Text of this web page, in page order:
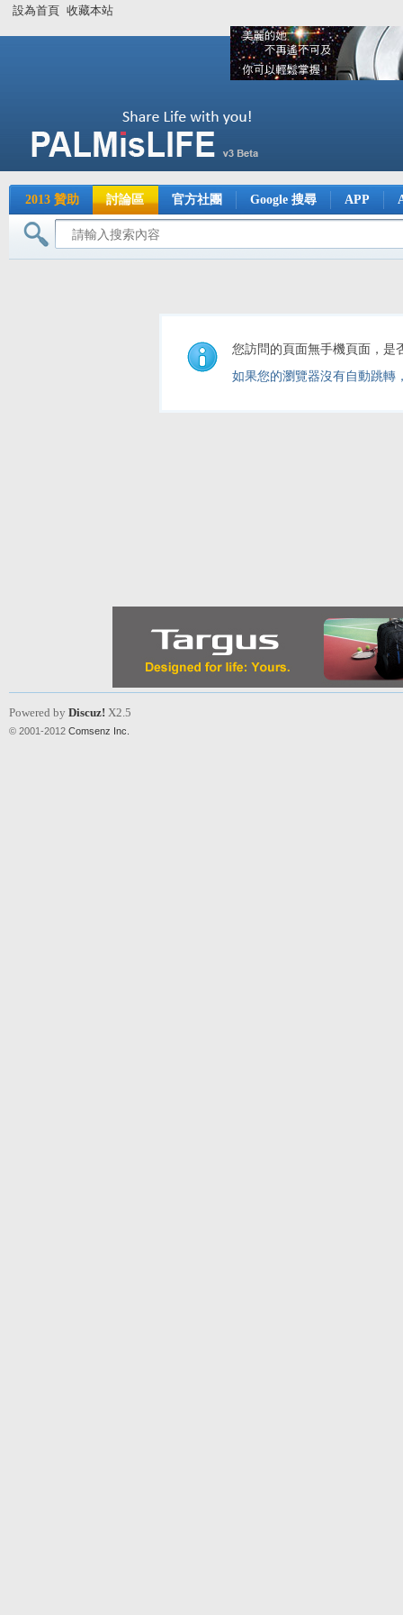
設為首頁 收藏本站
2013 贊助 討論區 官方社團 Google 搜尋 APP
您訪問的頁面無手機頁面，是
如果您的瀏覽器沒有自動跳轉
Powered by Discuz! X2.5
© 2001-2012 Comsenz Inc.